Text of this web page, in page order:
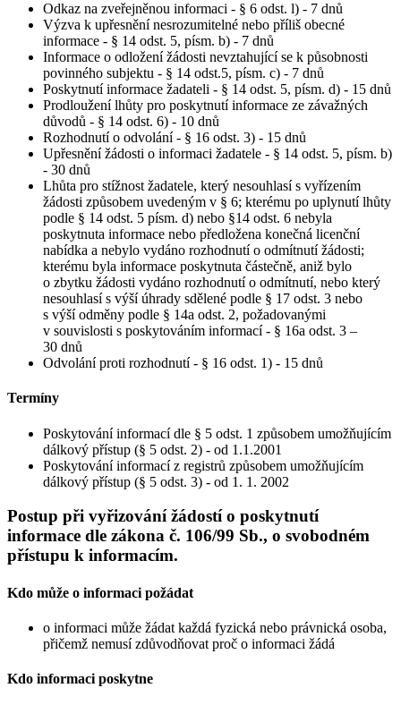
Odkaz na zveřejněnou informaci - § 6 odst. l) - 7 dnů
Výzva k upřesnění nesrozumitelné nebo příliš obecné
informace - § 14 odst. 5, písm. b) - 7 dnů
Informace o odložení žádosti nevztahující se k působnosti
povinného subjektu - § 14 odst.5, písm. c) - 7 dnů
Poskytnutí informace žadateli - § 14 odst. 5, písm. d) - 15 dnů
Prodloužení lhůty pro poskytnutí informace ze závažných
důvodů - § 14 odst. 6) - 10 dnů
Rozhodnutí o odvolání - § 16 odst. 3) - 15 dnů
Upřesnění žádosti o informaci žadatele - § 14 odst. 5, písm. b)
- 30 dnů
Lhůta pro stížnost žadatele, který nesouhlasí s vyřízením
žádosti způsobem uvedeným v § 6; kterému po uplynutí lhůty
podle § 14 odst. 5 písm. d) nebo §14 odst. 6 nebyla
poskytnuta informace nebo předložena konečná licenční
nabídka a nebylo vydáno rozhodnutí o odmítnutí žádosti;
kterému byla informace poskytnuta částečně, aniž bylo
o zbytku žádosti vydáno rozhodnutí o odmítnutí, nebo který
nesouhlasí s výší úhrady sdělené podle § 17 odst. 3 nebo
s výší odměny podle § 14a odst. 2, požadovanými
v souvislosti s poskytováním informací - § 16a odst. 3 –
30 dnů
Odvolání proti rozhodnutí - § 16 odst. 1) - 15 dnů
Termíny
Poskytování informací dle § 5 odst. 1 způsobem umožňujícím
dálkový přístup (§ 5 odst. 2) - od 1.1.2001
Poskytování informací z registrů způsobem umožňujícím
dálkový přístup (§ 5 odst. 3) - od 1. 1. 2002
Postup při vyřizování žádostí o poskytnutí
informace dle zákona č. 106/99 Sb., o svobodném
přístupu k informacím.
Kdo může o informaci požádat
o informaci může žádat každá fyzická nebo právnická osoba,
přičemž nemusí zdůvodňovat proč o informaci žádá
Kdo informaci poskytne